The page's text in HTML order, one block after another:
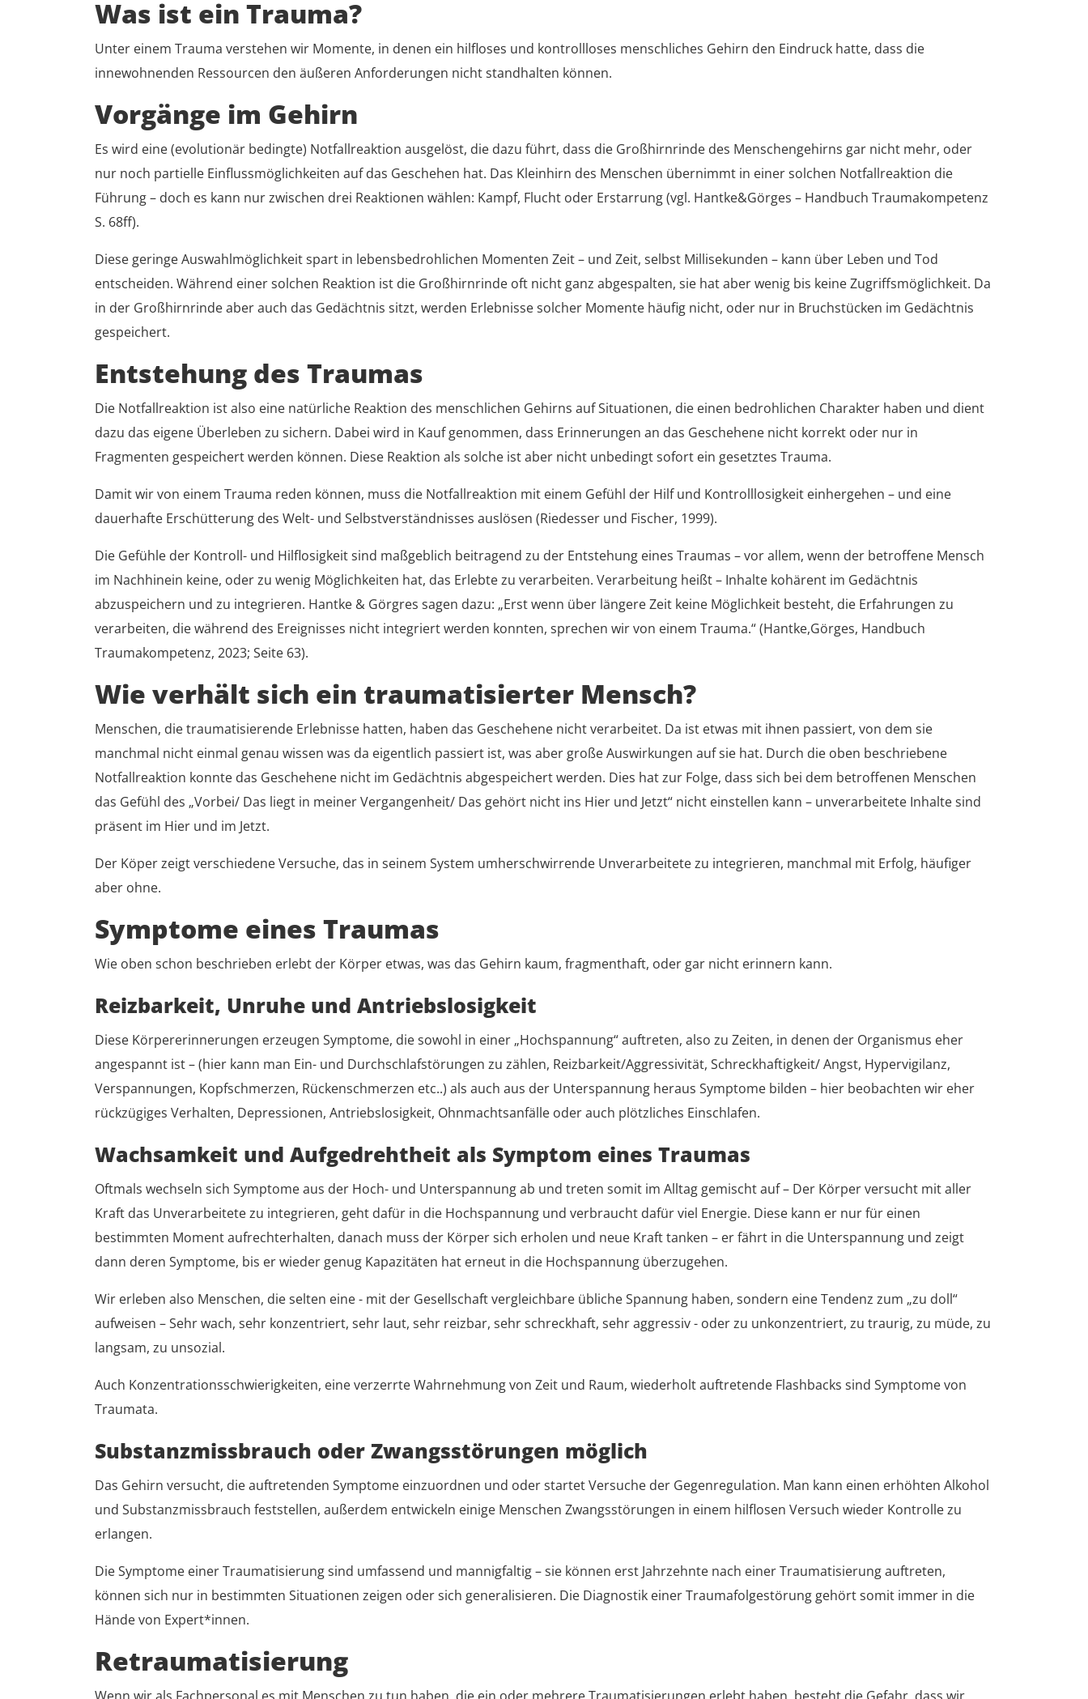
Was ist ein Trauma?
Unter einem Trauma verstehen wir Momente, in denen ein hilfloses und kontrollloses menschliches Gehirn den Eindruck hatte, dass die
innewohnenden Ressourcen den äußeren Anforderungen nicht standhalten können.
Vorgänge im Gehirn
Es wird eine (evolutionär bedingte) Notfallreaktion ausgelöst, die dazu führt, dass die Großhirnrinde des Menschengehirns gar nicht mehr, oder
nur noch partielle Einflussmöglichkeiten auf das Geschehen hat. Das Kleinhirn des Menschen übernimmt in einer solchen Notfallreaktion die
Führung – doch es kann nur zwischen drei Reaktionen wählen: Kampf, Flucht oder Erstarrung (vgl. Hantke&Görges – Handbuch Traumakompetenz
S. 68ff).
Diese geringe Auswahlmöglichkeit spart in lebensbedrohlichen Momenten Zeit – und Zeit, selbst Millisekunden – kann über Leben und Tod
entscheiden. Während einer solchen Reaktion ist die Großhirnrinde oft nicht ganz abgespalten, sie hat aber wenig bis keine Zugriffsmöglichkeit. Da
in der Großhirnrinde aber auch das Gedächtnis sitzt, werden Erlebnisse solcher Momente häufig nicht, oder nur in Bruchstücken im Gedächtnis
gespeichert.
Entstehung des Traumas
Die Notfallreaktion ist also eine natürliche Reaktion des menschlichen Gehirns auf Situationen, die einen bedrohlichen Charakter haben und dient
dazu das eigene Überleben zu sichern. Dabei wird in Kauf genommen, dass Erinnerungen an das Geschehene nicht korrekt oder nur in
Fragmenten gespeichert werden können. Diese Reaktion als solche ist aber nicht unbedingt sofort ein gesetztes Trauma.
Damit wir von einem Trauma reden können, muss die Notfallreaktion mit einem Gefühl der Hilf und Kontrolllosigkeit einhergehen – und eine
dauerhafte Erschütterung des Welt- und Selbstverständnisses auslösen (Riedesser und Fischer, 1999).
Die Gefühle der Kontroll- und Hilflosigkeit sind maßgeblich beitragend zu der Entstehung eines Traumas – vor allem, wenn der betroffene Mensch
im Nachhinein keine, oder zu wenig Möglichkeiten hat, das Erlebte zu verarbeiten. Verarbeitung heißt – Inhalte kohärent im Gedächtnis
abzuspeichern und zu integrieren. Hantke & Görgres sagen dazu: „Erst wenn über längere Zeit keine Möglichkeit besteht, die Erfahrungen zu
verarbeiten, die während des Ereignisses nicht integriert werden konnten, sprechen wir von einem Trauma.“ (Hantke,Görges, Handbuch
Traumakompetenz, 2023; Seite 63).
Wie verhält sich ein traumatisierter Mensch?
Menschen, die traumatisierende Erlebnisse hatten, haben das Geschehene nicht verarbeitet. Da ist etwas mit ihnen passiert, von dem sie
manchmal nicht einmal genau wissen was da eigentlich passiert ist, was aber große Auswirkungen auf sie hat. Durch die oben beschriebene
Notfallreaktion konnte das Geschehene nicht im Gedächtnis abgespeichert werden. Dies hat zur Folge, dass sich bei dem betroffenen Menschen
das Gefühl des „Vorbei/ Das liegt in meiner Vergangenheit/ Das gehört nicht ins Hier und Jetzt“ nicht einstellen kann – unverarbeitete Inhalte sind
präsent im Hier und im Jetzt.
Der Köper zeigt verschiedene Versuche, das in seinem System umherschwirrende Unverarbeitete zu integrieren, manchmal mit Erfolg, häufiger
aber ohne.
Symptome eines Traumas
Wie oben schon beschrieben erlebt der Körper etwas, was das Gehirn kaum, fragmenthaft, oder gar nicht erinnern kann.
Reizbarkeit, Unruhe und Antriebslosigkeit
Diese Körpererinnerungen erzeugen Symptome, die sowohl in einer „Hochspannung“ auftreten, also zu Zeiten, in denen der Organismus eher
angespannt ist – (hier kann man Ein- und Durchschlafstörungen zu zählen, Reizbarkeit/Aggressivität, Schreckhaftigkeit/ Angst, Hypervigilanz,
Verspannungen, Kopfschmerzen, Rückenschmerzen etc..) als auch aus der Unterspannung heraus Symptome bilden – hier beobachten wir eher
rückzügiges Verhalten, Depressionen, Antriebslosigkeit, Ohnmachtsanfälle oder auch plötzliches Einschlafen.
Wachsamkeit und Aufgedrehtheit als Symptom eines Traumas
Oftmals wechseln sich Symptome aus der Hoch- und Unterspannung ab und treten somit im Alltag gemischt auf – Der Körper versucht mit aller
Kraft das Unverarbeitete zu integrieren, geht dafür in die Hochspannung und verbraucht dafür viel Energie. Diese kann er nur für einen
bestimmten Moment aufrechterhalten, danach muss der Körper sich erholen und neue Kraft tanken – er fährt in die Unterspannung und zeigt
dann deren Symptome, bis er wieder genug Kapazitäten hat erneut in die Hochspannung überzugehen.
Wir erleben also Menschen, die selten eine - mit der Gesellschaft vergleichbare übliche Spannung haben, sondern eine Tendenz zum „zu doll“
aufweisen – Sehr wach, sehr konzentriert, sehr laut, sehr reizbar, sehr schreckhaft, sehr aggressiv - oder zu unkonzentriert, zu traurig, zu müde, zu
langsam, zu unsozial.
Auch Konzentrationsschwierigkeiten, eine verzerrte Wahrnehmung von Zeit und Raum, wiederholt auftretende Flashbacks sind Symptome von
Traumata.
Substanzmissbrauch oder Zwangsstörungen möglich
Das Gehirn versucht, die auftretenden Symptome einzuordnen und oder startet Versuche der Gegenregulation. Man kann einen erhöhten Alkohol
und Substanzmissbrauch feststellen, außerdem entwickeln einige Menschen Zwangsstörungen in einem hilflosen Versuch wieder Kontrolle zu
erlangen.
Die Symptome einer Traumatisierung sind umfassend und mannigfaltig – sie können erst Jahrzehnte nach einer Traumatisierung auftreten,
können sich nur in bestimmten Situationen zeigen oder sich generalisieren. Die Diagnostik einer Traumafolgestörung gehört somit immer in die
Hände von Expert*innen.
Retraumatisierung